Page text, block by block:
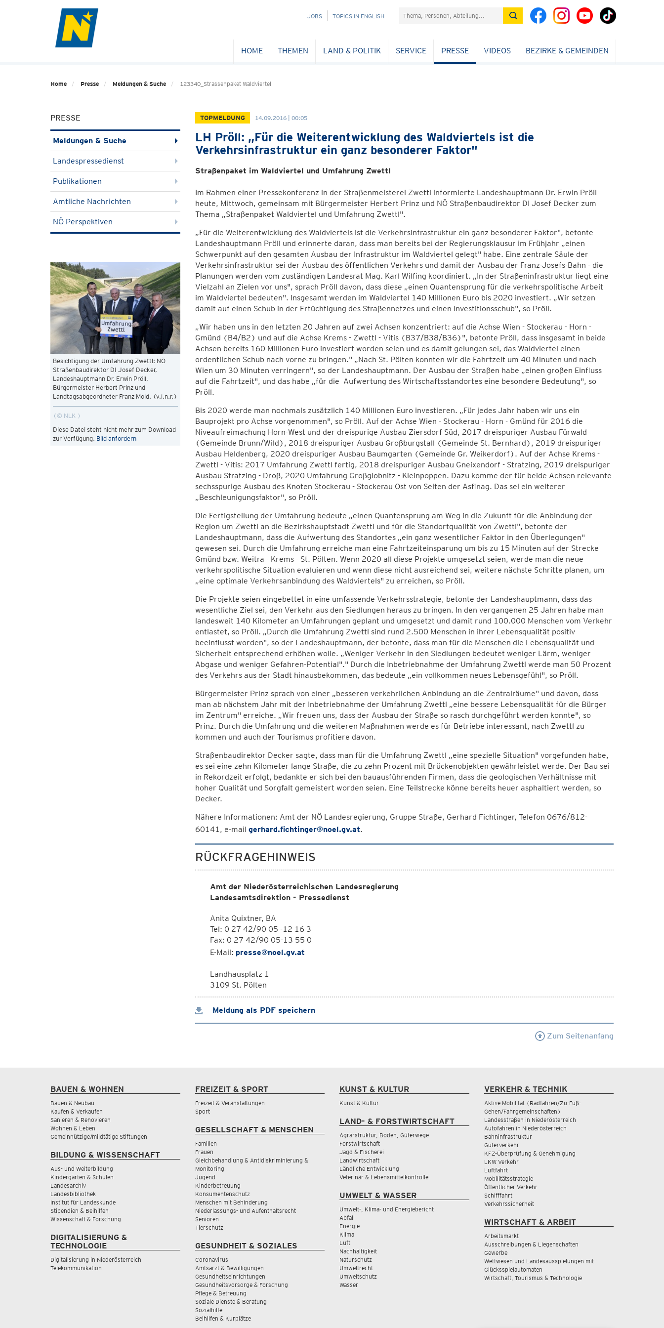
NAVIGATION
JOBS TOPICS IN ENGLISH Suchefeld
HOME THEMEN LAND & POLITIK SERVICE PRESSE VIDEOS BEZIRKE & GEMEINDEN
Home Presse Meldungen & Suche 123340_Strassenpaket Waldviertel
PRESSE
Meldungen & Suche
Landespressedienst
Publikationen
Amtliche Nachrichten
NÖ Perspektiven
Besichtigung der Umfahrung Zwettl: NÖ
Straßenbaudirektor DI Josef Decker,
Landeshauptmann Dr. Erwin Pröll,
Bürgermeister Herbert Prinz und
Landtagsabgeordneter Franz Mold. (v.l.n.r.)
© NLK
Diese Datei steht nicht mehr zum Download
zur Verfügung. Bild anfordern
TOPMELDUNG 14.09.2016 | 00:05
LH Pröll: „Für die Weiterentwicklung des Waldviertels ist die
Verkehrsinfrastruktur ein ganz besonderer Faktor"
Straßenpaket im Waldviertel und Umfahrung Zwettl
Im Rahmen einer Pressekonferenz in der Straßenmeisterei Zwettl informierte Landeshauptmann Dr. Erwin Pröll
heute, Mittwoch, gemeinsam mit Bürgermeister Herbert Prinz und NÖ Straßenbaudirektor DI Josef Decker zum
Thema „Straßenpaket Waldviertel und Umfahrung Zwettl".
„Für die Weiterentwicklung des Waldviertels ist die Verkehrsinfrastruktur ein ganz besonderer Faktor", betonte
Landeshauptmann Pröll und erinnerte daran, dass man bereits bei der Regierungsklausur im Frühjahr „einen
Schwerpunkt auf den gesamten Ausbau der Infrastruktur im Waldviertel gelegt" habe. Eine zentrale Säule der
Verkehrsinfrastruktur sei der Ausbau des öffentlichen Verkehrs und damit der Ausbau der Franz-Josefs-Bahn - die
Planungen werden vom zuständigen Landesrat Mag. Karl Wilfing koordiniert. „In der Straßeninfrastruktur liegt eine
Vielzahl an Zielen vor uns", sprach Pröll davon, dass diese „einen Quantensprung für die verkehrspolitische Arbeit
im Waldviertel bedeuten". Insgesamt werden im Waldviertel 140 Millionen Euro bis 2020 investiert. „Wir setzen
damit auf einen Schub in der Ertüchtigung des Straßennetzes und einen Investitionsschub", so Pröll.
„Wir haben uns in den letzten 20 Jahren auf zwei Achsen konzentriert: auf die Achse Wien - Stockerau - Horn -
Gmünd (B4/B2) und auf die Achse Krems - Zwettl - Vitis (B37/B38/B36)", betonte Pröll, dass insgesamt in beide
Achsen bereits 160 Millionen Euro investiert worden seien und es damit gelungen sei, das Waldviertel einen
ordentlichen Schub nach vorne zu bringen." „Nach St. Pölten konnten wir die Fahrtzeit um 40 Minuten und nach
Wien um 30 Minuten verringern", so der Landeshauptmann. Der Ausbau der Straßen habe „einen großen Einfluss
auf die Fahrtzeit", und das habe „für die Aufwertung des Wirtschaftsstandortes eine besondere Bedeutung", so
Pröll.
Bis 2020 werde man nochmals zusätzlich 140 Millionen Euro investieren. „Für jedes Jahr haben wir uns ein
Bauprojekt pro Achse vorgenommen", so Pröll. Auf der Achse Wien - Stockerau - Horn - Gmünd für 2016 die
Niveaufreimachung Horn-West und der dreispurige Ausbau Ziersdorf Süd, 2017 dreispuriger Ausbau Fürwald
(Gemeinde Brunn/Wild), 2018 dreispuriger Ausbau Großburgstall (Gemeinde St. Bernhard), 2019 dreispuriger
Ausbau Heldenberg, 2020 dreispuriger Ausbau Baumgarten (Gemeinde Gr. Weikerdorf). Auf der Achse Krems -
Zwettl - Vitis: 2017 Umfahrung Zwettl fertig, 2018 dreispuriger Ausbau Gneixendorf - Stratzing, 2019 dreispuriger
Ausbau Stratzing - Droß, 2020 Umfahrung Großglobnitz - Kleinpoppen. Dazu komme der für beide Achsen relevante
sechsspurige Ausbau des Knoten Stockerau - Stockerau Ost von Seiten der Asfinag. Das sei ein weiterer
„Beschleunigungsfaktor", so Pröll.
Die Fertigstellung der Umfahrung bedeute „einen Quantensprung am Weg in die Zukunft für die Anbindung der
Region um Zwettl an die Bezirkshauptstadt Zwettl und für die Standortqualität von Zwettl", betonte der
Landeshauptmann, dass die Aufwertung des Standortes „ein ganz wesentlicher Faktor in den Überlegungen"
gewesen sei. Durch die Umfahrung erreiche man eine Fahrtzeiteinsparung um bis zu 15 Minuten auf der Strecke
Gmünd bzw. Weitra - Krems - St. Pölten. Wenn 2020 all diese Projekte umgesetzt seien, werde man die neue
verkehrspolitische Situation evaluieren und wenn diese nicht ausreichend sei, weitere nächste Schritte planen, um
„eine optimale Verkehrsanbindung des Waldviertels" zu erreichen, so Pröll.
Die Projekte seien eingebettet in eine umfassende Verkehrsstrategie, betonte der Landeshauptmann, dass das
wesentliche Ziel sei, den Verkehr aus den Siedlungen heraus zu bringen. In den vergangenen 25 Jahren habe man
landesweit 140 Kilometer an Umfahrungen geplant und umgesetzt und damit rund 100.000 Menschen vom Verkehr
entlastet, so Pröll. „Durch die Umfahrung Zwettl sind rund 2.500 Menschen in ihrer Lebensqualität positiv
beeinflusst worden", so der Landeshauptmann, der betonte, dass man für die Menschen die Lebensqualität und
Sicherheit entsprechend erhöhen wolle. „Weniger Verkehr in den Siedlungen bedeutet weniger Lärm, weniger
Abgase und weniger Gefahren-Potential"." Durch die Inbetriebnahme der Umfahrung Zwettl werde man 50 Prozent
des Verkehrs aus der Stadt hinausbekommen, das bedeute „ein vollkommen neues Lebensgefühl", so Pröll.
Bürgermeister Prinz sprach von einer „besseren verkehrlichen Anbindung an die Zentralräume" und davon, dass
man ab nächstem Jahr mit der Inbetriebnahme der Umfahrung Zwettl „eine bessere Lebensqualität für die Bürger
im Zentrum" erreiche. „Wir freuen uns, dass der Ausbau der Straße so rasch durchgeführt werden konnte", so
Prinz. Durch die Umfahrung und die weiteren Maßnahmen werde es für Betriebe interessant, nach Zwettl zu
kommen und auch der Tourismus profitiere davon.
Straßenbaudirektor Decker sagte, dass man für die Umfahrung Zwettl „eine spezielle Situation" vorgefunden habe,
es sei eine zehn Kilometer lange Straße, die zu zehn Prozent mit Brückenobjekten gewährleistet werde. Der Bau sei
in Rekordzeit erfolgt, bedankte er sich bei den bauausführenden Firmen, dass die geologischen Verhältnisse mit
hoher Qualität und Sorgfalt gemeistert worden seien. Eine Teilstrecke könne bereits heuer asphaltiert werden, so
Decker.
Nähere Informationen: Amt der NÖ Landesregierung, Gruppe Straße, Gerhard Fichtinger, Telefon 0676/812-
60141, e-mail gerhard.fichtinger@noel.gv.at.
RÜCKFRAGEHINWEIS
Amt der Niederösterreichischen Landesregierung
Landesamtsdirektion - Pressedienst
Anita Quixtner, BA
Tel: 0 27 42/90 05 -12 16 3
Fax: 0 27 42/90 05-13 55 0
E-Mail: presse@noel.gv.at
Landhausplatz 1
3109 St. Pölten
Meldung als PDF speichern
Zum Seitenanfang
BAUEN & WOHNEN
Bauen & Neubau
Kaufen & Verkaufen
Sanieren & Renovieren
Wohnen & Leben
Gemeinnützige/mildtätige Stiftungen
BILDUNG & WISSENSCHAFT
Aus- und Weiterbildung
Kindergärten & Schulen
Landesarchiv
Landesbibliothek
Institut für Landeskunde
Stipendien & Beihilfen
Wissenschaft & Forschung
DIGITALISIERUNG &
TECHNOLOGIE
Digitalisierung in Niederösterreich
Telekommunikation
FREIZEIT & SPORT
Freizeit & Veranstaltungen
Sport
GESELLSCHAFT & MENSCHEN
Familien
Frauen
Gleichbehandlung & Antidiskriminierung &
Monitoring
Jugend
Kinderbetreuung
Konsumentenschutz
Menschen mit Behinderung
Niederlassungs- und Aufenthaltsrecht
Senioren
Tierschutz
GESUNDHEIT & SOZIALES
Coronavirus
Amtsarzt & Bewilligungen
Gesundheitseinrichtungen
Gesundheitsvorsorge & Forschung
Pflege & Betreuung
Soziale Dienste & Beratung
Sozialhilfe
Beihilfen & Kurplätze
KUNST & KULTUR
Kunst & Kultur
LAND- & FORSTWIRTSCHAFT
Agrarstruktur, Boden, Güterwege
Forstwirtschaft
Jagd & Fischerei
Landwirtschaft
Ländliche Entwicklung
Veterinär & Lebensmittelkontrolle
UMWELT & WASSER
Umwelt-, Klima- und Energiebericht
Abfall
Energie
Klima
Luft
Nachhaltigkeit
Naturschutz
Umweltrecht
Umweltschutz
Wasser
VERKEHR & TECHNIK
Aktive Mobilität (Radfahren/Zu-Fuß-
Gehen/Fahrgemeinschaften)
Landesstraßen in Niederösterreich
Autofahren in Niederösterreich
Bahninfrastruktur
Güterverkehr
KFZ-Überprüfung & Genehmigung
LKW Verkehr
Luftfahrt
Mobilitätsstrategie
Öffentlicher Verkehr
Schifffahrt
Verkehrssicherheit
WIRTSCHAFT & ARBEIT
Arbeitsmarkt
Ausschreibungen & Liegenschaften
Gewerbe
Wettwesen und Landesausspielungen mit
Glücksspielautomaten
Wirtschaft, Tourismus & Technologie